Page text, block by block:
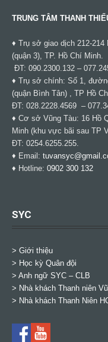
TRUNG TÂM THANH
♦ Trụ sở giao dịch 212-
(quận 3), TP. Hồ Chí Minh.
ĐT: 090.2300.132 –
♦ Trụ sở chính: Số 1,
(quận Bình Tân) , TP Hồ
ĐT: 028.2228.4569 –
♦ Cơ sở Vũng Tàu: 16 Hồ
Minh (khu vực bãi sau TP
ĐT: 0254.6255.255.
♦ Email:
♦ Hotline: 0902 300 132
SYC
> Giới thiệu
> Học kỳ Quân đội
> Anh ngữ SYC – CLB
> Nhà khách Thanh niên
> Nhà khách Thanh Niên